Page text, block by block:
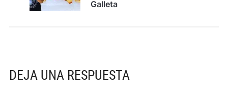
Galleta
DEJA UNA RESPUESTA